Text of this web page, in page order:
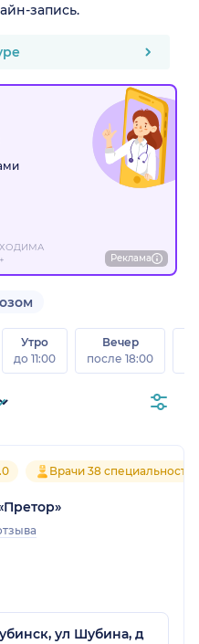
запись.
Реклама
Утро
до 11:00
Вечер
после 18:00
Врачи 38
ул Шубина, д